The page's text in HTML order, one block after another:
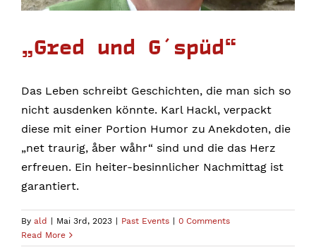
„Gred und G´spüd“
Das Leben schreibt Geschichten, die man sich so
nicht ausdenken könnte. Karl Hackl, verpackt
diese mit einer Portion Humor zu Anekdoten, die
„net traurig, åber wåhr“ sind und die das Herz
erfreuen. Ein heiter-besinnlicher Nachmittag ist
garantiert.
By ald | Mai 3rd, 2023 | Past Events | 0 Comments
Read More